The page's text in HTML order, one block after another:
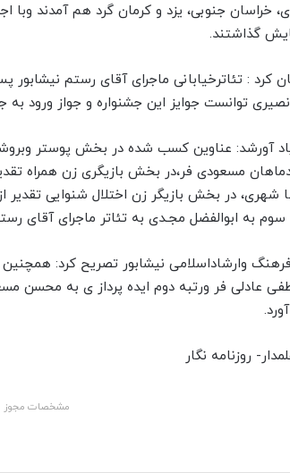
خراسان جنوبی، یزد و کرمان گرد هم آمدند وبا
گذاشتند.
کرد : تئاترخیابانی ماجرای آقای رستم نیشابور
توانست جوایز این جشنواره و جواز ورود به
آورشد: عناوین کسب شده در بخش پوستر
مسعودی فر،در بخش بازیگری زن همراه
شهری، در بخش بازیگر زن اختلال شنوایی
به ابوالفضل مجـدی به تئاتر ماجرای آقای
وارشاداسلامی نیشابور تصریح کرد: همچنین
عادلی فر ورتبه دوم ایده پرداز ی به محسن
روزنامه نگار
مشخصات مجوز